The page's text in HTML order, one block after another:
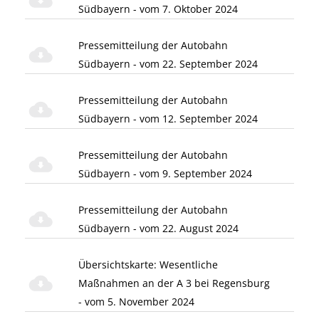
Südbayern - vom 7. Oktober 2024
Pressemitteilung der Autobahn
Südbayern - vom 22. September 2024
Pressemitteilung der Autobahn
Südbayern - vom 12. September 2024
Pressemitteilung der Autobahn
Südbayern - vom 9. September 2024
Pressemitteilung der Autobahn
Südbayern - vom 22. August 2024
Übersichtskarte: Wesentliche
Maßnahmen an der A 3 bei Regensburg
- vom 5. November 2024